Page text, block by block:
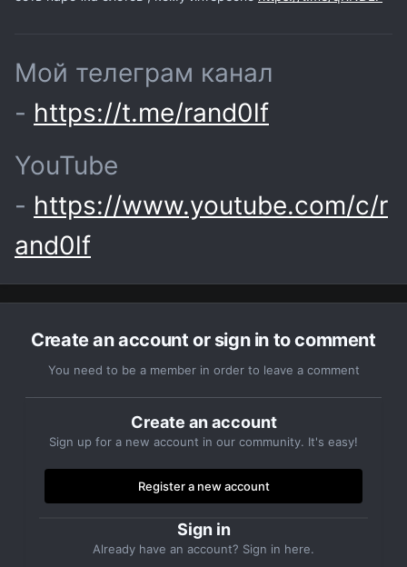
Мой телеграм канал
- https://t.me/rand0lf
YouTube
- https://www.youtube.com/c/r
and0lf
Create an account or sign in to comment
You need to be a member in order to leave a comment
Create an account
Sign up for a new account in our community. It's easy!
Register a new account
Sign in
Already have an account? Sign in here.